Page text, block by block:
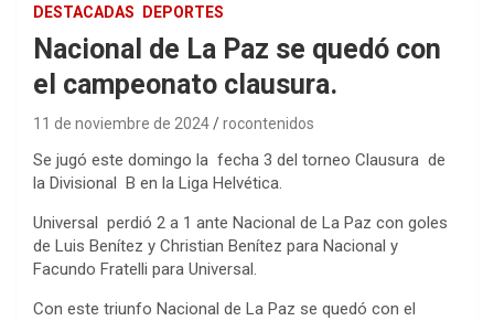
DESTACADAS DEPORTES
Nacional de La Paz se quedó con
el campeonato clausura.
11 de noviembre de 2024 rocontenidos
Se jugó este domingo la fecha 3 del torneo Clausura de
la Divisional B en la Liga Helvética.
Universal perdió 2 a 1 ante Nacional de La Paz con goles
de Luis Benítez y Christian Benítez para Nacional y
Facundo Fratelli para Universal.
Con este triunfo Nacional de La Paz se quedó con el